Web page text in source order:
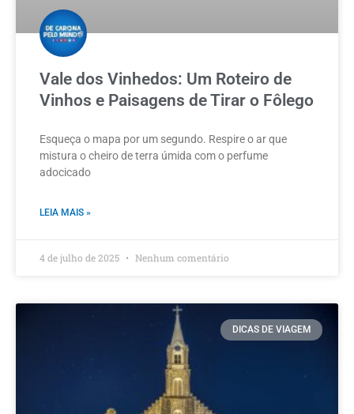
Vale dos Vinhedos: Um Roteiro de
Vinhos e Paisagens de Tirar o Fôlego
Esqueça o mapa por um segundo. Respire o ar que
mistura o cheiro de terra úmida com o perfume
adocicado
LEIA MAIS »
4 de julho de 2025 Nenhum comentário
DICAS DE VIAGEM